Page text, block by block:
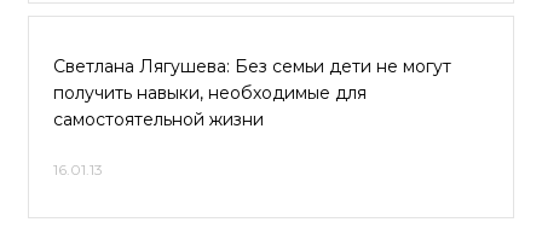
Светлана Лягушева: Без семьи дети не могут
получить навыки, необходимые для
самостоятельной жизни
16.01.13